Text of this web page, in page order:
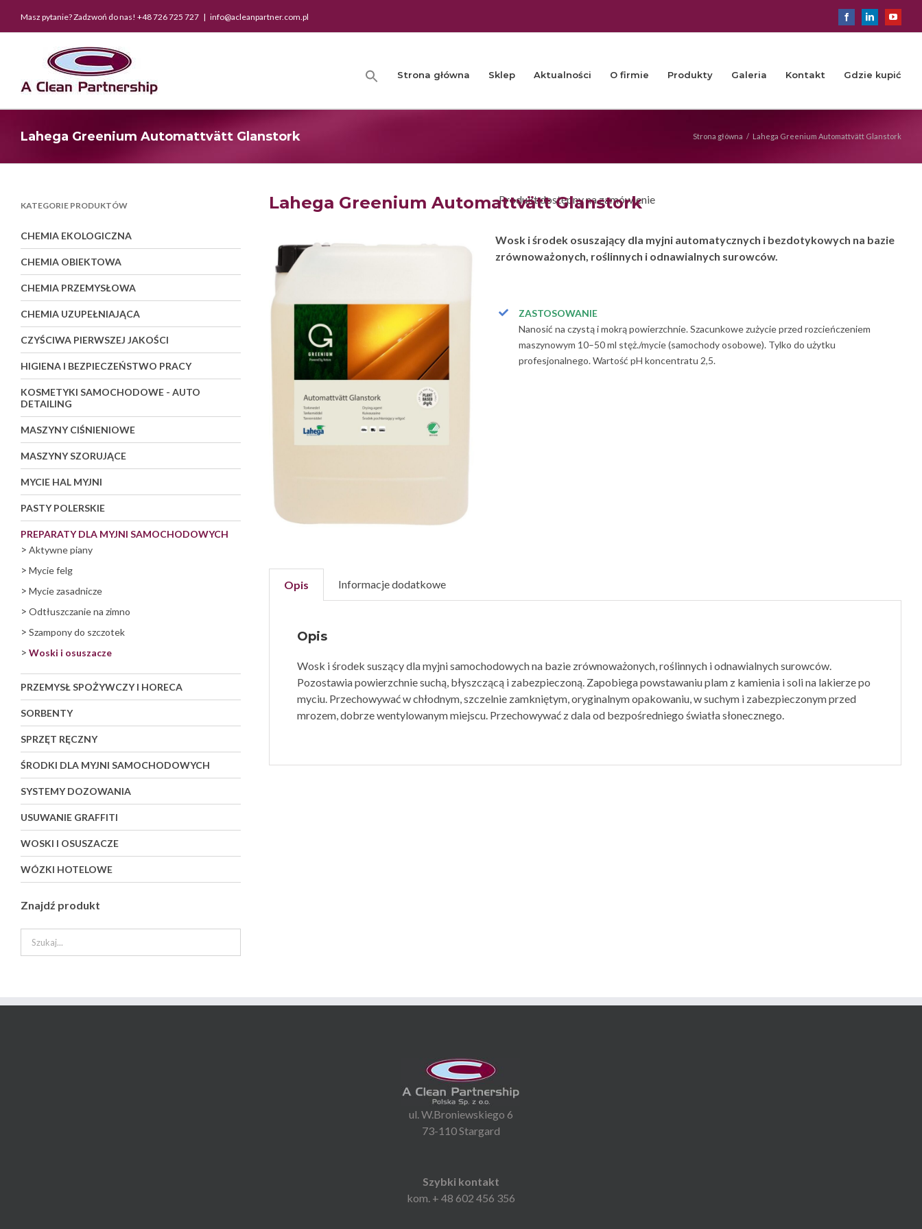
Masz pytanie? Zadzwoń do nas! +48 726 725 727 | info@acleanpartner.com.pl FacebookLinkedIn
Strona główna Sklep Aktualności O firmie Produkty Galeria Kontakt Gdzie kupić
Lahega Greenium Automattvätt Glanstork Strona główna / Lahega Greenium Automattvätt Glanstork
Lahega Greenium Automattvätt Glanstork
Produkt dostępny na zamówienie
Wosk i środek osuszający dla myjni automatycznych i bezdotykowych na bazie
zrównoważonych, roślinnych i odnawialnych surowców.
ZASTOSOWANIE
Nanosić na czystą i mokrą powierzchnie. Szacunkowe zużycie przed rozcieńczeniem
maszynowym 10–50 ml stęż./mycie (samochody osobowe). Tylko do użytku
profesjonalnego. Wartość pH koncentratu 2,5.
Opis Informacje dodatkowe
Opis
Wosk i środek suszący dla myjni samochodowych na bazie zrównoważonych, roślinnych i odnawialnych surowców.
Pozostawia powierzchnie suchą, błyszczącą i zabezpieczoną. Zapobiega powstawaniu plam z kamienia i soli na lakierze po
myciu. Przechowywać w chłodnym, szczelnie zamkniętym, oryginalnym opakowaniu, w suchym i zabezpieczonym przed
mrozem, dobrze wentylowanym miejscu. Przechowywać z dala od bezpośredniego światła słonecznego.
KATEGORIE PRODUKTÓW
CHEMIA EKOLOGICZNA
CHEMIA OBIEKTOWA
CHEMIA PRZEMYSŁOWA
CHEMIA UZUPEŁNIAJĄCA
CZYŚCIWA PIERWSZEJ JAKOŚCI
HIGIENA I BEZPIECZEŃSTWO PRACY
KOSMETYKI SAMOCHODOWE - AUTO
DETAILING
MASZYNY CIŚNIENIOWE
MASZYNY SZORUJĄCE
MYCIE HAL MYJNI
PASTY POLERSKIE
PREPARATY DLA MYJNI SAMOCHODOWYCH
> Aktywne piany
> Mycie felg
> Mycie zasadnicze
> Odtłuszczanie na zimno
> Szampony do szczotek
> Woski i osuszacze
PRZEMYSŁ SPOŻYWCZY I HORECA
SORBENTY
SPRZĘT RĘCZNY
ŚRODKI DLA MYJNI SAMOCHODOWYCH
SYSTEMY DOZOWANIA
USUWANIE GRAFFITI
WOSKI I OSUSZACZE
WÓZKI HOTELOWE
Znajdź produkt
ul. W.Broniewskiego 6
73-110 Stargard
Szybki kontakt
kom. + 48 602 456 356